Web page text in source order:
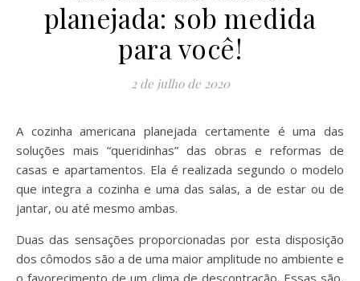
planejada: sob medida
para você!
2 de julho de 2020
A cozinha americana planejada certamente é uma das
soluções mais “queridinhas” das obras e reformas de
casas e apartamentos. Ela é realizada segundo o modelo
que integra a cozinha e uma das salas, a de estar ou de
jantar, ou até mesmo ambas.
Duas das sensações proporcionadas por esta disposição
dos cômodos são a de uma maior amplitude no ambiente e
o favorecimento de um clima de descontração. Essas são,